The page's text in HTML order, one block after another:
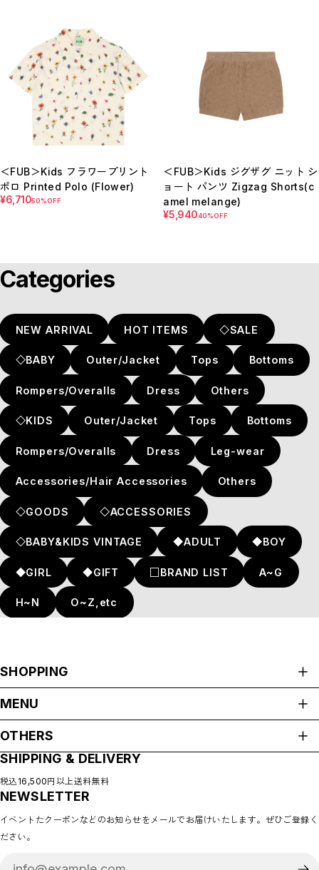
Categories
NEW ARRIVAL HOT ITEMS ◇SALE
◇BABY Outer/Jacket Tops Bottoms
Rompers/Overalls Dress Others
◇KIDS Outer/Jacket Tops Bottoms
Rompers/Overalls Dress Leg-wear
Accessories/Hair Accessories Others
◇GOODS ◇ACCESSORIES
◇BABY&KIDS VINTAGE ◆ADULT ◆BOY
◆GIRL ◆GIFT □BRAND LIST A~G
H~N O~Z,etc
＜FUB＞Kids フラワープリント
ポロ Printed Polo (Flower)
¥6,71050%OFF
＜FUB＞Kids ジグザグ ニット シ
ョート パンツ Zigzag Shorts(c
amel melange)
¥5,94040%OFF
SHOPPING
NEW ARRIVAL
◇SALE
◇BABY
◇GOODS
◇BABY&KIDS VINTAGE
MENU
SHOP GUIDE
PAYMENT METHODS
BLOG
LOGIN
OTHERS
プライバシーポリシー
特定商取引法に基づく表記
会員規約
SHIPPING & DELIVERY
税込16,500円以上送料無料
NEWSLETTER
イベントたクーポンなどのお知らせをメールでお届けいたします。ぜひご登録く
ださい。